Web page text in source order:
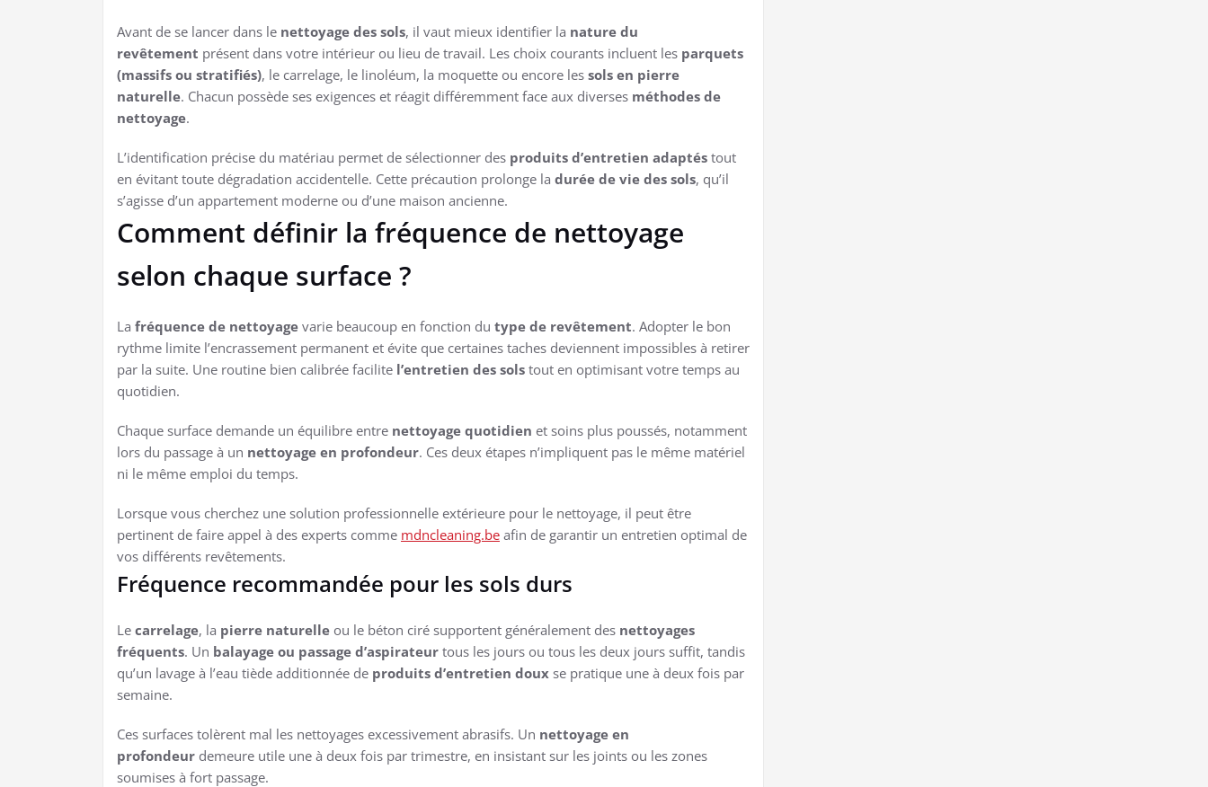
Avant de se lancer dans le nettoyage des sols, il vaut mieux identifier la nature du
revêtement présent dans votre intérieur ou lieu de travail. Les choix courants incluent les parquets
(massifs ou stratifiés), le carrelage, le linoléum, la moquette ou encore les sols en pierre
naturelle. Chacun possède ses exigences et réagit différemment face aux diverses méthodes de
nettoyage.
L’identification précise du matériau permet de sélectionner des produits d’entretien adaptés tout
en évitant toute dégradation accidentelle. Cette précaution prolonge la durée de vie des sols, qu’il
s’agisse d’un appartement moderne ou d’une maison ancienne.
Comment définir la fréquence de nettoyage
selon chaque surface ?
La fréquence de nettoyage varie beaucoup en fonction du type de revêtement. Adopter le bon
rythme limite l’encrassement permanent et évite que certaines taches deviennent impossibles à retirer
par la suite. Une routine bien calibrée facilite l’entretien des sols tout en optimisant votre temps au
quotidien.
Chaque surface demande un équilibre entre nettoyage quotidien et soins plus poussés, notamment
lors du passage à un nettoyage en profondeur. Ces deux étapes n’impliquent pas le même matériel
ni le même emploi du temps.
Lorsque vous cherchez une solution professionnelle extérieure pour le nettoyage, il peut être
pertinent de faire appel à des experts comme mdncleaning.be afin de garantir un entretien optimal de
vos différents revêtements.
Fréquence recommandée pour les sols durs
Le carrelage, la pierre naturelle ou le béton ciré supportent généralement des nettoyages
fréquents. Un balayage ou passage d’aspirateur tous les jours ou tous les deux jours suffit, tandis
qu’un lavage à l’eau tiède additionnée de produits d’entretien doux se pratique une à deux fois par
semaine.
Ces surfaces tolèrent mal les nettoyages excessivement abrasifs. Un nettoyage en
profondeur demeure utile une à deux fois par trimestre, en insistant sur les joints ou les zones
soumises à fort passage.